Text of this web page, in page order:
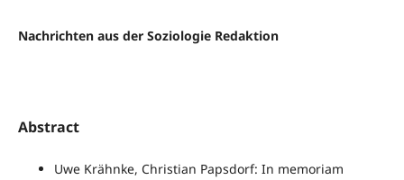
Nachrichten aus der Soziologie Redaktion
Abstract
Uwe Krähnke, Christian Papsdorf: In memoriam